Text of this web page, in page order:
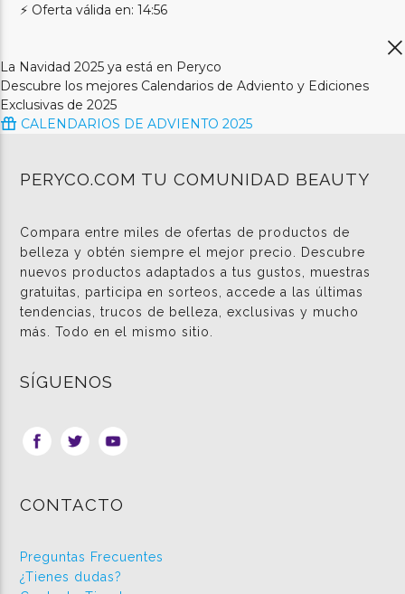
⚡ Oferta válida en: 14:56
La Navidad 2025 ya está en Peryco
Descubre los mejores Calendarios de Adviento y Ediciones
Exclusivas de 2025
CALENDARIOS DE ADVIENTO 2025
PERYCO.COM TU COMUNIDAD BEAUTY
Compara entre miles de ofertas de productos de
belleza y obtén siempre el mejor precio. Descubre
nuevos productos adaptados a tus gustos, muestras
gratuitas, participa en sorteos, accede a las últimas
tendencias, trucos de belleza, exclusivas y mucho
más. Todo en el mismo sitio.
SÍGUENOS
CONTACTO
Preguntas Frecuentes
¿Tienes dudas?